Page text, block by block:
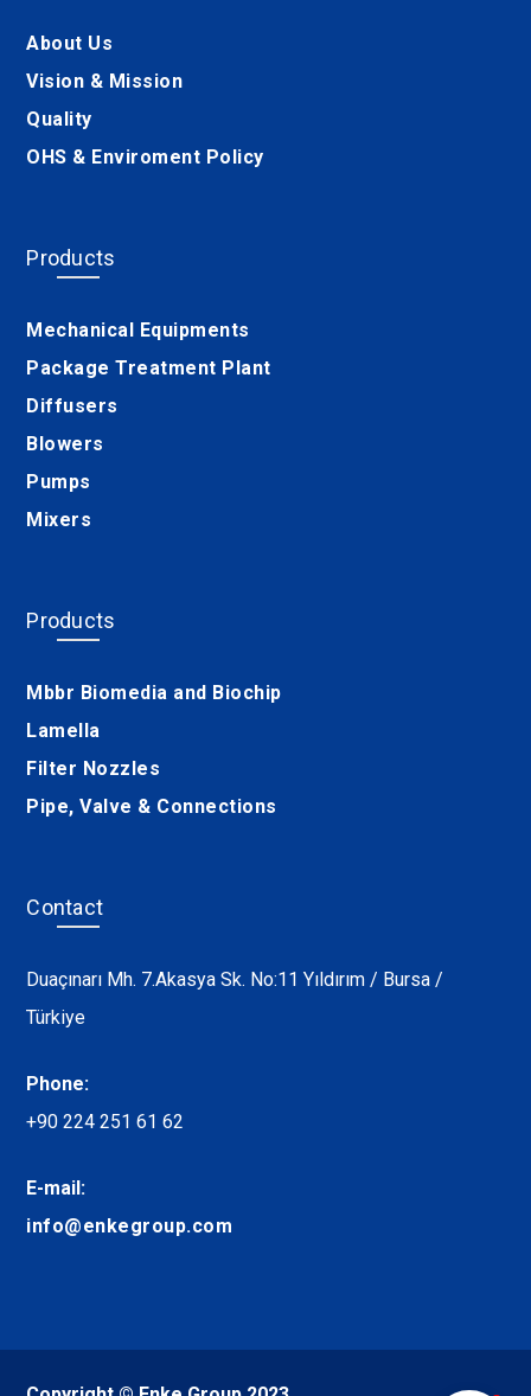
About Us
Vision & Mission
Quality
OHS & Enviroment Policy
Products
Mechanical Equipments
Package Treatment Plant
Diffusers
Blowers
Pumps
Mixers
Products
Mbbr Biomedia and Biochip
Lamella
Filter Nozzles
Pipe, Valve & Connections
Contact
Duaçınarı Mh. 7.Akasya Sk. No:11 Yıldırım / Bursa /
Türkiye
Phone:
+90 224 251 61 62
E-mail:
info@enkegroup.com